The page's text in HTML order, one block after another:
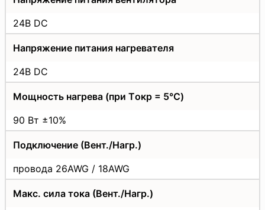
24В DC
Напряжение питания нагревателя
24В DC
Мощность нагрева (при Tокр = 5°C)
90 Вт ±10%
Подключение (Вент./Нагр.)
провода 26AWG / 18AWG
Макс. сила тока (Вент./Нагр.)